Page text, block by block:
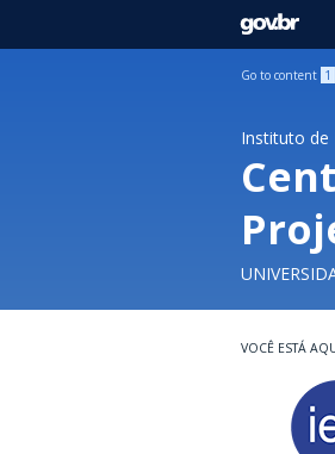
GOVBR
Go to content 1
Instituto de